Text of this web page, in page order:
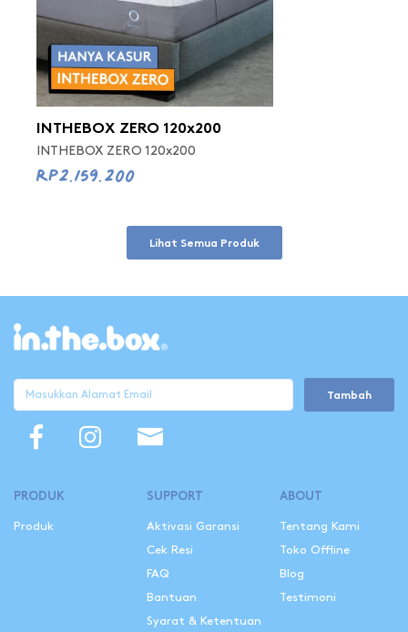
INTHEBOX ZERO 120x200
INTHEBOX ZERO 120x200
Rp2.159.200
Lihat Semua Produk
Tambah
PRODUK
Produk
SUPPORT
Aktivasi Garansi
Cek Resi
FAQ
Bantuan
Syarat & Ketentuan
ABOUT
Tentang Kami
Toko Offline
Blog
Testimoni